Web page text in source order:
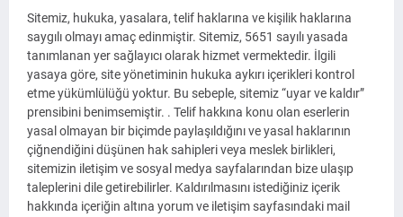
Sitemiz, hukuka, yasalara, telif haklarına ve kişilik haklarına
saygılı olmayı amaç edinmiştir. Sitemiz, 5651 sayılı yasada
tanımlanan yer sağlayıcı olarak hizmet vermektedir. İlgili
yasaya göre, site yönetiminin hukuka aykırı içerikleri kontrol
etme yükümlülüğü yoktur. Bu sebeple, sitemiz “uyar ve kaldır”
prensibini benimsemiştir. . Telif hakkına konu olan eserlerin
yasal olmayan bir biçimde paylaşıldığını ve yasal haklarının
çiğnendiğini düşünen hak sahipleri veya meslek birlikleri,
sitemizin iletişim ve sosyal medya sayfalarından bize ulaşıp
taleplerini dile getirebilirler. Kaldırılmasını istediğiniz içerik
hakkında içeriğin altına yorum ve iletişim sayfasındaki mail